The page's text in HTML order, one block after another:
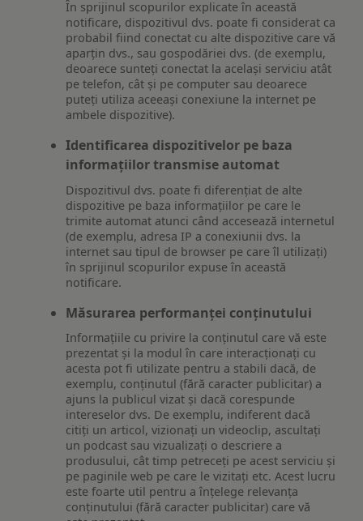
În sprijinul scopurilor explicate în această
notificare, dispozitivul dvs. poate fi considerat ca
probabil fiind conectat cu alte dispozitive care vă
aparțin dvs., sau gospodăriei dvs. (de exemplu,
deoarece sunteți conectat la același serviciu atât
pe telefon, cât și pe computer sau deoarece
puteți utiliza aceeași conexiune la internet pe
ambele dispozitive).
Identificarea dispozitivelor pe baza
informațiilor transmise automat
Dispozitivul dvs. poate fi diferențiat de alte
dispozitive pe baza informațiilor pe care le
trimite automat atunci când accesează internetul
(de exemplu, adresa IP a conexiunii dvs. la
internet sau tipul de browser pe care îl utilizați)
în sprijinul scopurilor expuse în această
notificare.
Măsurarea performanței conținutului
Informațiile cu privire la conținutul care vă este
prezentat și la modul în care interacționați cu
acesta pot fi utilizate pentru a stabili dacă, de
exemplu, conținutul (fără caracter publicitar) a
ajuns la publicul vizat și dacă corespunde
intereselor dvs. De exemplu, indiferent dacă
citiți un articol, vizionați un videoclip, ascultați
un podcast sau vizualizați o descriere a
produsului, cât timp petreceți pe acest serviciu și
pe paginile web pe care le vizitați etc. Acest lucru
este foarte util pentru a înțelege relevanța
conținutului (fără caracter publicitar) care vă